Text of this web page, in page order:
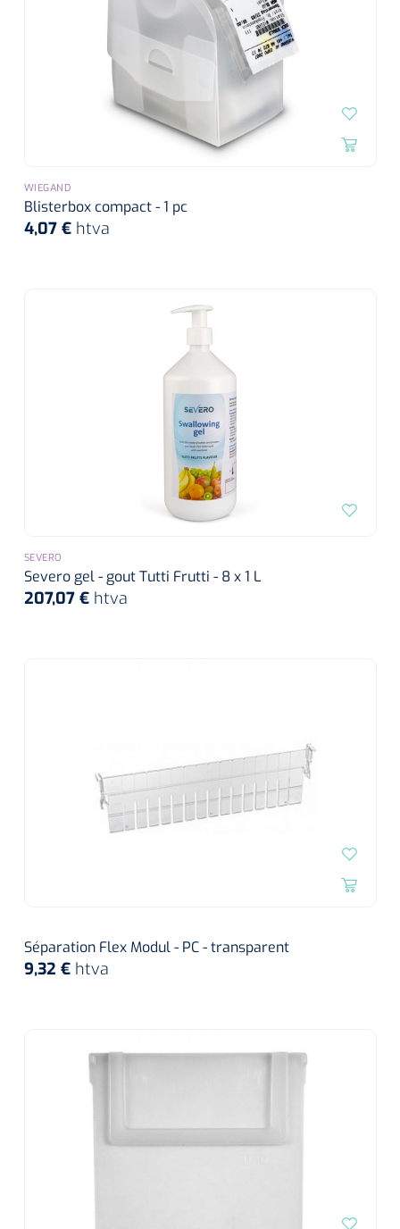
WIEGAND
Blisterbox compact - 1 pc
4,07 € htva
SEVERO
Severo gel - gout Tutti Frutti - 8 x 1 L
207,07 € htva
Séparation Flex Modul - PC - transparent
9,32 € htva